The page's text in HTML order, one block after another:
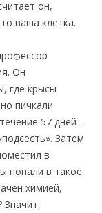
он,
ваша клетка.
Он
где крысы
пичкали
57 дней –
Затем
в
попали в такое
химией,
Значит,